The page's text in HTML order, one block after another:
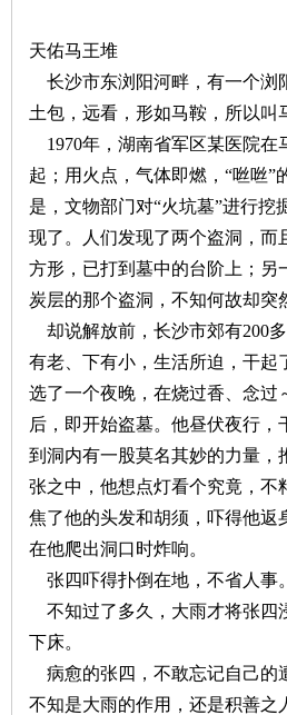
天佑马王堆
长沙市东浏阳河畔，有一个浏
土包，远看，形如马鞍，所以
1970年，湖南省军区某医院在
起；用火点，气体即燃，“咝咝”
是，文物部门对“火坑墓”进行
现了。人们发现了两个盗洞，而
方形，已打到墓中的台阶上；另
炭层的那个盗洞，不知何故却
却说解放前，长沙市郊有200
有老、下有小，生活所迫，干起
选了一个夜晚，在烧过香、念过
后，即开始盗墓。他昼伏夜行，
到洞内有一股莫名其妙的力量，
张之中，他想点灯看个究竟，不
焦了他的头发和胡须，吓得他返
在他爬出洞口时炸响。
张四吓得扑倒在地，不省人事。
不知过了多久，大雨才将张
下床。
病愈的张四，不敢忘记自己的
不知是大雨的作用，还是积善之